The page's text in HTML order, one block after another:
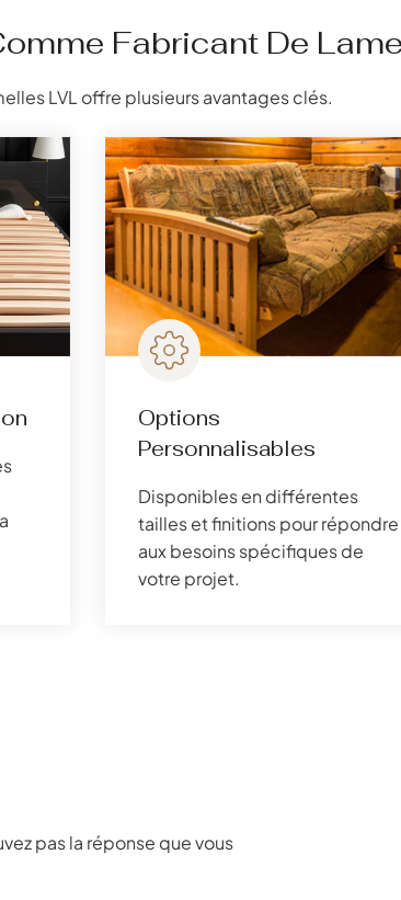
Fabricant De
LVL offre plusieurs avantages clés.
Options
Personnalisables
Disponibles en différentes
tailles et finitions pour répondre
aux besoins spécifiques de
votre projet.
pas la réponse que vous